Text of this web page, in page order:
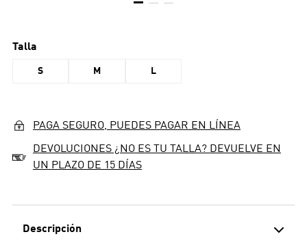
Talla
S M L
PAGA SEGURO, PUEDES PAGAR EN LÍNEA
DEVOLUCIONES ¿NO ES TU TALLA? DEVUELVE EN
UN PLAZO DE 15 DÍAS
Descripción